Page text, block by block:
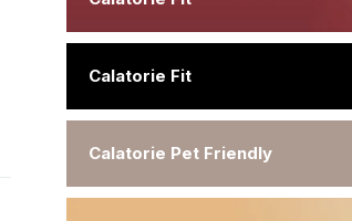
Calatorie Fit
Calatorie Pet Friendly